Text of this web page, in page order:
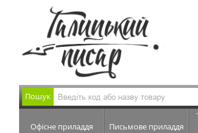
Пошук
Офісне приладдя Письмове приладдя